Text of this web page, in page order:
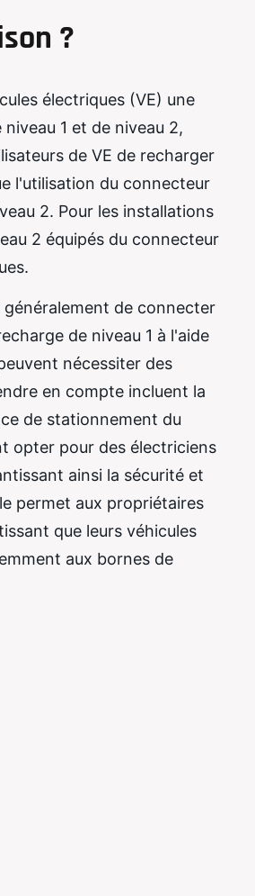
?
électriques (VE) une
1 et de niveau 2,
de VE de recharger
l'utilisation du connecteur
2. Pour les installations
2 équipés du connecteur
de connecter
de niveau 1 à l'aide
nécessiter des
en compte incluent la
de stationnement du
opter pour des électriciens
ainsi la sécurité et
permet aux propriétaires
que leurs véhicules
aux bornes de